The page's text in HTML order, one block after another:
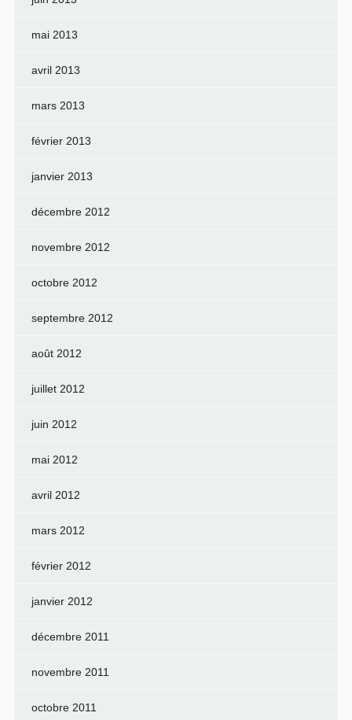
mai 2013
avril 2013
mars 2013
février 2013
janvier 2013
décembre 2012
novembre 2012
octobre 2012
septembre 2012
août 2012
juillet 2012
juin 2012
mai 2012
avril 2012
mars 2012
février 2012
janvier 2012
décembre 2011
novembre 2011
octobre 2011